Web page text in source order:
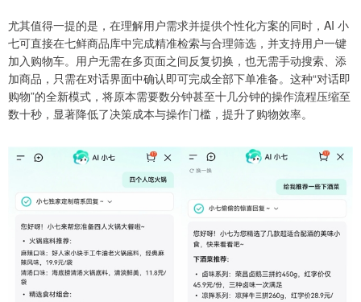
尤其值得一提的是，在理解用户需求并提供个性化方案的同时，AI 小
七可直接在七鲜商品库中完成精准检索与合理筛选，并支持用户一键
加入购物车。用户无需在多页面之间反复切换，也无需手动搜索、添
加商品，只需在对话界面中确认即可完成全部下单准备。这种“对话即
购物”的全新模式，将原本需要数分钟甚至十几分钟的操作流程压缩至
数十秒，显著降低了决策成本与操作门槛，提升了购物效率。